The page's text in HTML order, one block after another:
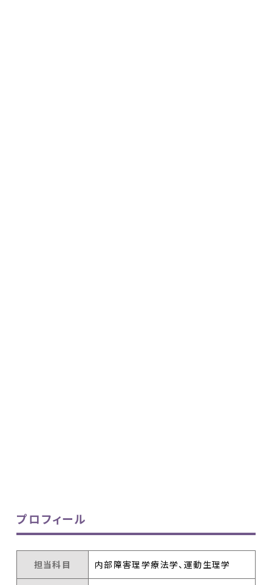
プロフィール
担当科目 内部障害理学療法学、運動生理学